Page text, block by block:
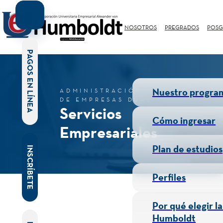
NOSOTROS PREGRADOS
ADMINISTRACIÓN
DE EMPRESAS DUAL
Servicios
Empresariales
Nuestro
Cómo ingresar
Plan de estudios
Perfiles
Por qué elegir
Humboldt
PAGOS EN LÍNEA
INSCRÍBETE